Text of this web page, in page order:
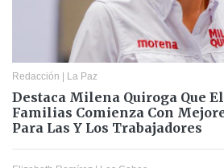
Redacción | La Paz
Destaca Milena Quiroga Que
Familias Comienza Con
Para Las Y Los Trabajadores